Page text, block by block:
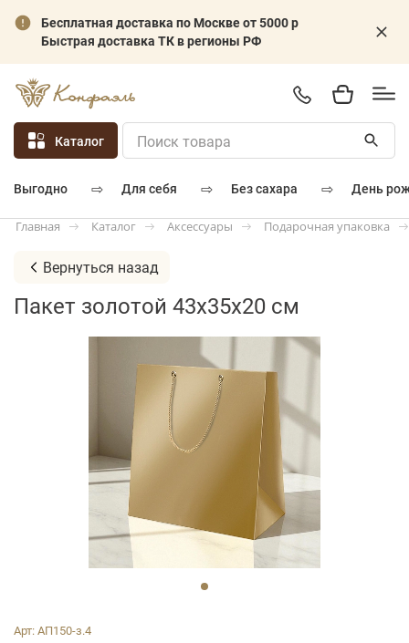
Бесплатная доставка по Москве от 5000 р
Быстрая доставка ТК в регионы РФ
Каталог
выгодно ⇨ для себя ⇨ без сахара ⇨ день
Главная Каталог Аксессуары Подарочная упаковка
Вернуться назад
Пакет золотой 43х35х20 см
Арт:АП150-з.4